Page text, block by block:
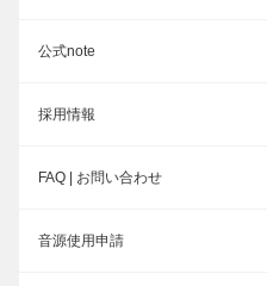
公式note
採用情報
FAQ | お問い合わせ
音源使用申請